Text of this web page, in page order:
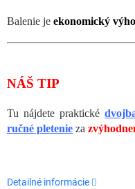
Balenie je ekonomický
NÁŠ TIP
Tu nájdete praktické
ručné pletenie za
Detailné informácie